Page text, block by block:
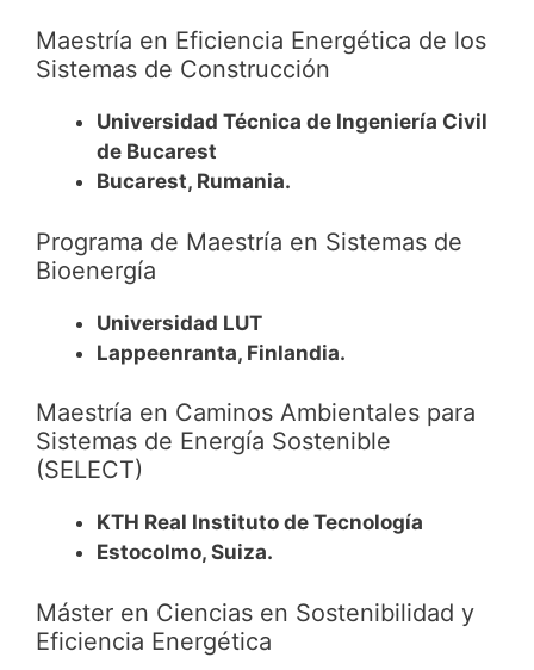
Maestría en Eficiencia Energética de los
Sistemas de Construcción
Universidad Técnica de Ingeniería Civil
de Bucarest
Bucarest, Rumania.
Programa de Maestría en Sistemas de
Bioenergía
Universidad LUT
Lappeenranta, Finlandia.
Maestría en Caminos Ambientales para
Sistemas de Energía Sostenible
(SELECT)
KTH Real Instituto de Tecnología
Estocolmo, Suiza.
Máster en Ciencias en Sostenibilidad y
Eficiencia Energética